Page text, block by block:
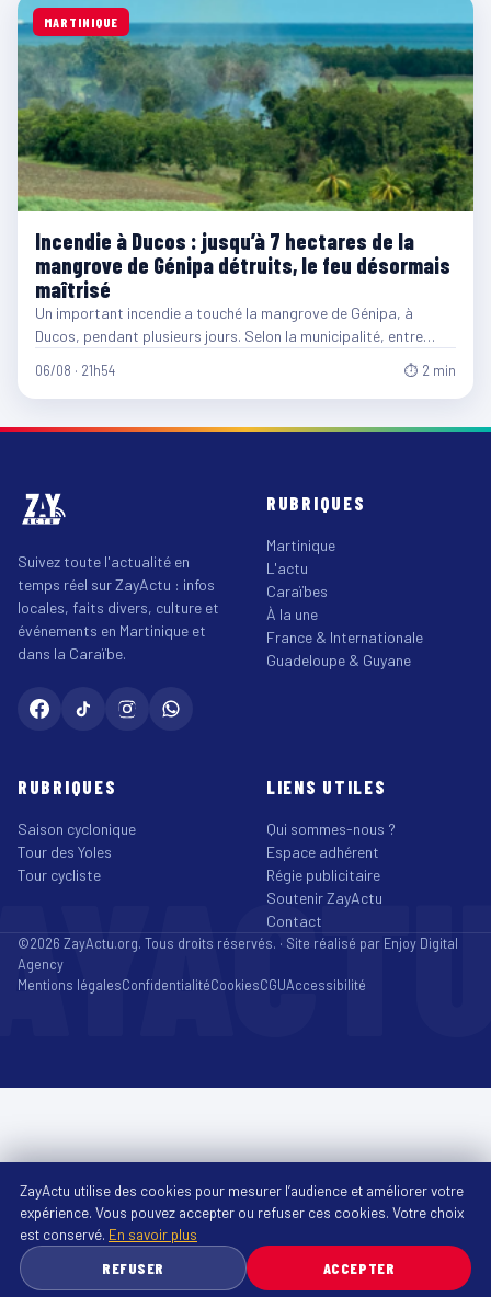
MARTINIQUE
Incendie à Ducos : jusqu’à 7 hectares de la
mangrove de Génipa détruits, le feu désormais
maîtrisé
Un important incendie a touché la mangrove de Génipa, à
Ducos, pendant plusieurs jours. Selon la municipalité, entre…
06/08 · 21h54 ⏱ 2 min
Suivez toute l'actualité en
temps réel sur ZayActu : infos
locales, faits divers, culture et
événements en Martinique et
dans la Caraïbe.
RUBRIQUES
Martinique
L'actu
Caraïbes
À la une
France & Internationale
Guadeloupe & Guyane
RUBRIQUES
Saison cyclonique
Tour des Yoles
Tour cycliste
LIENS UTILES
Qui sommes-nous ?
Espace adhérent
Régie publicitaire
Soutenir ZayActu
Contact
©2026 ZayActu.org. Tous droits réservés. · Site réalisé par Enjoy Digital
Agency
Mentions légalesConfidentialitéCookiesCGUAccessibilité
ZayActu utilise des cookies pour mesurer l’audience et améliorer votre
expérience. Vous pouvez accepter ou refuser ces cookies. Votre choix
est conservé. En savoir plus
REFUSER
ACCEPTER